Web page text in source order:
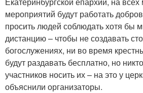
мероприятий будут работать
просить людей соблюдать хотя бы
дистанцию – чтобы не создавать
богослужениях, ни во время
будут раздавать бесплатно, но
участников носить их – на это у
объяснили организаторы.